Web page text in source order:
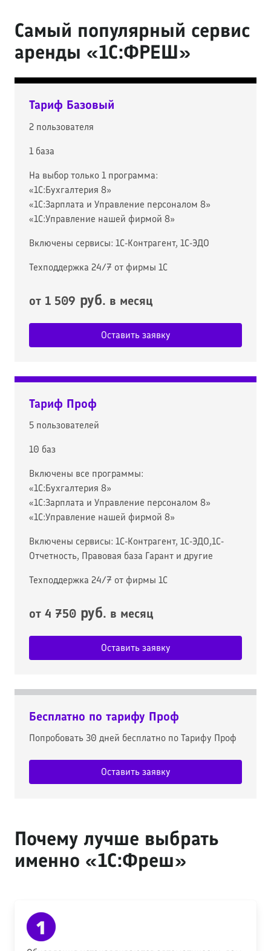
Самый популярный сервис
аренды «1С:ФРЕШ»
Тариф Базовый
2 пользователя
1 база
На выбор только 1 программа:
«1С:Бухгалтерия 8»
«1С:Зарплата и Управление персоналом 8»
«1С:Управление нашей фирмой 8»
Включены сервисы: 1С-Контрагент, 1С-ЭДО
Техподдержка 24/7 от фирмы 1С
от 1 509 руб. в месяц
Оставить заявку
Тариф Проф
5 пользователей
10 баз
Включены все программы:
«1С:Бухгалтерия 8»
«1С:Зарплата и Управление персоналом 8»
«1С:Управление нашей фирмой 8»
Включены сервисы: 1С-Контрагент, 1С-ЭДО,1С-
Отчетность, Правовая база Гарант и другие
Техподдержка 24/7 от фирмы 1С
от 4 750 руб. в месяц
Оставить заявку
Бесплатно по тарифу Проф
Попробовать 30 дней бесплатно по Тарифу Проф
Оставить заявку
Почему лучше выбрать
именно «1С:Фреш»